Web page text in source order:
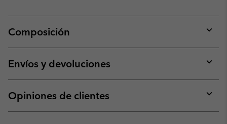
Composición
or
Envíos y devoluciones
or
Opiniones de clientes
or